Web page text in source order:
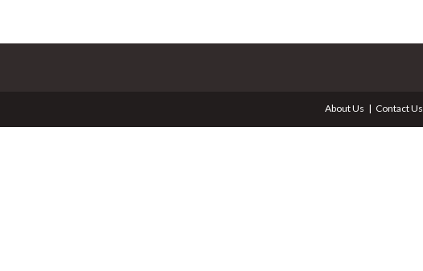
About Us Contact Us